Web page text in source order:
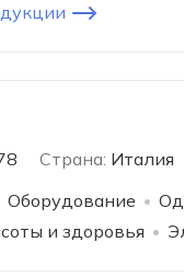
Страна: Италия
Оборудование
и здоровья